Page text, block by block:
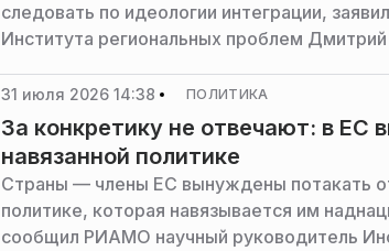
следовать по идеологии интеграции,
Института региональных проблем
31 июля 2026 14:38 ПОЛИТИКА
За конкретику не отвечают: в ЕС
навязанной политике
Страны — члены ЕС вынуждены потакать
политике, которая навязывается им
сообщил РИАМО научный руководитель